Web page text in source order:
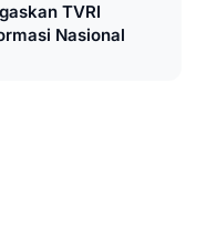
TVRI
Nasional